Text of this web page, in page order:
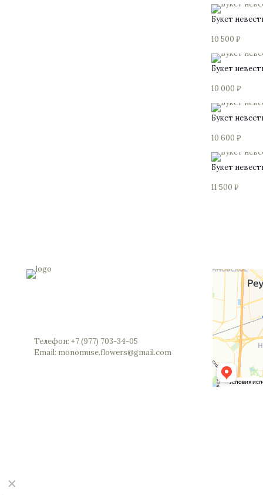
Букет
10 500₽
Букет
10 000₽
Букет
10 600₽
Букет
11 500₽
Телефон: +7 (977) 703-34-05
Email: monomuse.flowers@gmail.com
✕